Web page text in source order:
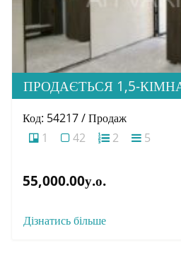
Код: 54217 / Продаж
1
42 2 5
55,000.00у.о.
Дізнатись більше